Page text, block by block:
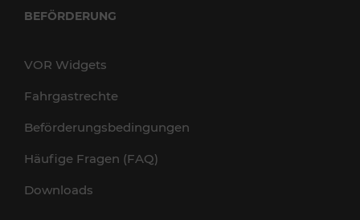
BEFÖRDERUNG
VOR Widgets
Fahrgastrechte
Beförderungsbedingungen
Häufige Fragen (FAQ)
Downloads